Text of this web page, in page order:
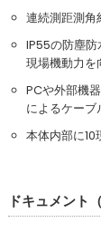
連続測距測角
IP55の防塵
現場機動力を
PCや外部機
によるケー
本体内部に
ドキュメント